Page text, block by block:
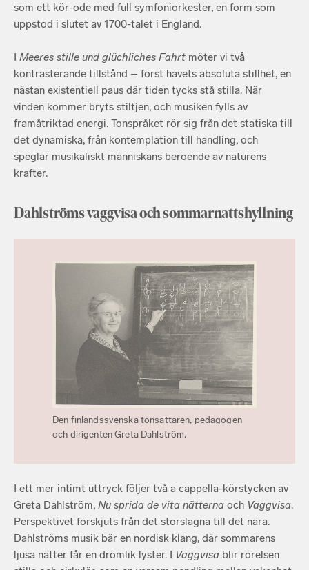
som ett kör-ode med full symfoniorkester, en form som
uppstod i slutet av 1700-talet i England.
I Meeres stille und glüchliches Fahrt möter vi två
kontrasterande tillstånd – först havets absoluta stillhet, en
nästan existentiell paus där tiden tycks stå stilla. När
vinden kommer bryts stiltjen, och musiken fylls av
framåtriktad energi. Tonspråket rör sig från det statiska till
det dynamiska, från kontemplation till handling, och
speglar musikaliskt människans beroende av naturens
krafter.
Dahlströms vaggvisa och sommarnattshyllning
Den finlandssvenska tonsättaren, pedagogen
och dirigenten Greta Dahlström.
I ett mer intimt uttryck följer två a cappella-körstycken av
Greta Dahlström, Nu sprida de vita nätterna och Vaggvisa.
Perspektivet förskjuts från det storslagna till det nära.
Dahlströms musik bär en nordisk klang, där sommarens
ljusa nätter får en drömlik lyster. I Vaggvisa blir rörelsen